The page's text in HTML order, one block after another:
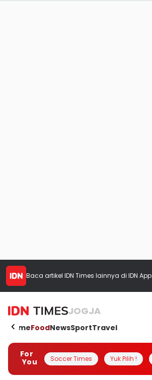
Baca artikel IDN Times lainnya di IDN App
JOGJA
HomeFoodNewsSportTravel
For
You
Soccer Times Yuk Pilih !